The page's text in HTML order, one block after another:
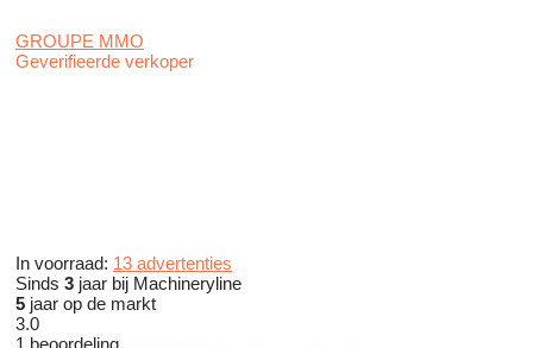
GROUPE MMO
Geverifieerde verkoper
In voorraad: 13 advertenties
Sinds 3 jaar bij Machineryline
5 jaar op de markt
3.0